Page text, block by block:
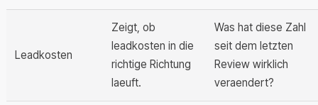
Leadkosten
Zeigt, ob
leadkosten in die
richtige Richtung
laeuft.
Was hat diese Zahl
seit dem letzten
Review wirklich
veraendert?